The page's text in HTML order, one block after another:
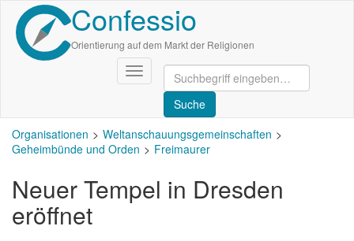
Direkt
zum
Inhalt
Confessio
Orientierung auf dem Markt der Religionen
Navigation
aktivieren/deaktivieren
Organisationen
Weltanschauungsgemeinschaften
Geheimbünde und Orden
Freimaurer
Neuer Tempel in Dresden
eröffnet